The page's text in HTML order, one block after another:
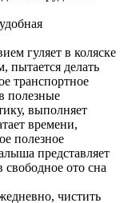
гуляет в коляске
пытается делать
транспортное
полезные
выполняет
времени,
полезное
представляет
свободное ото сна
чистить